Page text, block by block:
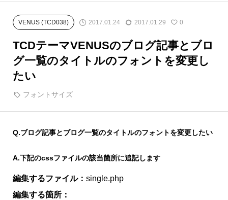
Google Map
h1 14
iframe
meta description
SNSアイコン
TCDテーマ一覧
ファイルの編集方法
人気ランキング
アップデート情報
よくあるご質問
VENUS (TCD038) 2017.01.24 2017.01.29 0
TCDテーマVENUSのブログ記事とブロ
グ一覧のタイトルのフォントを変更し
たい
フォントサイズ
Q.ブログ記事とブログ一覧のタイトルのフォントを変更したい
A.下記のcssファイルの該当箇所に追記します
編集するファイル： single.php
編集する箇所：